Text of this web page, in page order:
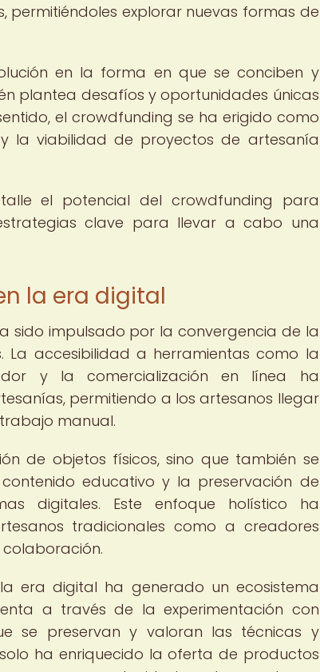
explorar nuevas formas de
en la forma en que se conciben y
plantea desafíos y oportunidades únicas
el crowdfunding se ha erigido como
la viabilidad de proyectos de artesanía
el potencial del crowdfunding para
clave para llevar a cabo una
la era digital
sido impulsado por la convergencia de la
accesibilidad a herramientas como la
y la comercialización en línea ha
permitiendo a los artesanos llegar
manual.
de objetos físicos, sino que también se
educativo y la preservación de
digitales. Este enfoque holístico ha
tradicionales como a creadores
era digital ha generado un ecosistema
a través de la experimentación con
se preservan y valoran las técnicas y
ha enriquecido la oferta de productos